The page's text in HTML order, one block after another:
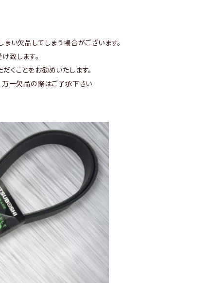
い欠品してしまう場合がございます。
致します。
くことをお勧めいたします。
万一欠品の際はご了承下さい